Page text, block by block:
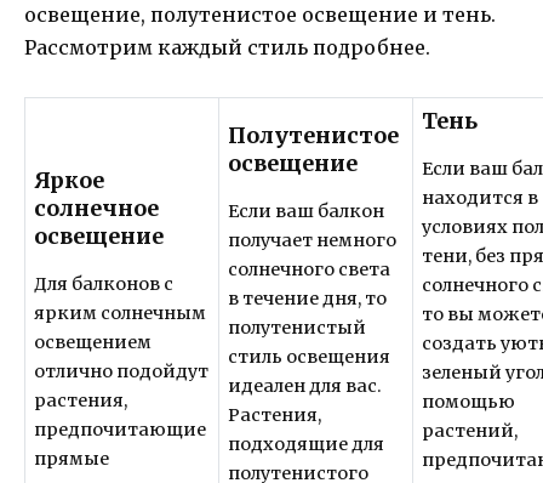
освещение, полутенистое освещение и тень.
Рассмотрим каждый стиль подробнее.
Яркое
солнечное
освещение
Для балконов с
ярким солнечным
освещением
отлично подойдут
растения,
предпочитающие
прямые
Полутенистое
освещение
Если ваш балкон
получает немного
солнечного света
в течение дня, то
полутенистый
стиль освещения
идеален для вас.
Растения,
подходящие для
полутенистого
Тень
Если ваш
находится в
условиях
тени, без
солнечного
то вы
создать
зеленый
помощью
растений,